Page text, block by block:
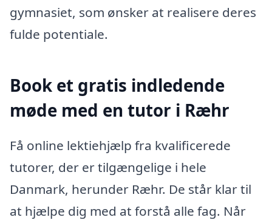
gymnasiet, som ønsker at realisere deres
fulde potentiale.
Book et gratis indledende
møde med en tutor i Ræhr
Få online lektiehjælp fra kvalificerede
tutorer, der er tilgængelige i hele
Danmark, herunder Ræhr. De står klar til
at hjælpe dig med at forstå alle fag. Når